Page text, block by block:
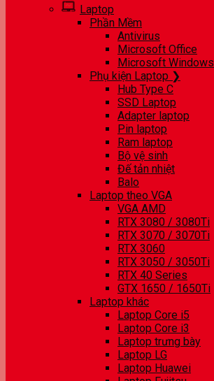
Laptop
Phần Mềm
Antivirus
Microsoft Office
Microsoft Windows
Phụ kiện Laptop ❯
Hub Type C
SSD Laptop
Adapter laptop
Pin laptop
Ram laptop
Bộ vệ sinh
Đế tản nhiệt
Balo
Laptop theo VGA
VGA AMD
RTX 3080 / 3080Ti
RTX 3070 / 3070Ti
RTX 3060
RTX 3050 / 3050Ti
RTX 40 Series
GTX 1650 / 1650Ti
Laptop khác
Laptop Core i5
Laptop Core i3
Laptop trưng bày
Laptop LG
Laptop Huawei